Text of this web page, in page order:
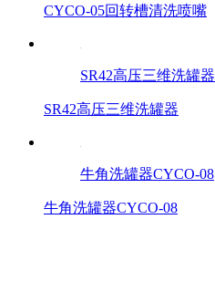
CYCO-05回转槽清洗喷嘴
SR42高压三维洗罐器
SR42高压三维洗罐器
牛角洗罐器CYCO-08
牛角洗罐器CYCO-08